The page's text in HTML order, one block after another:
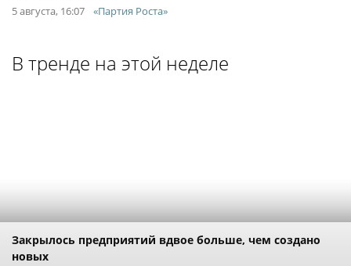
5 августа, 16:07 «Партия Роста»
В тренде на этой неделе
Закрылось предприятий вдвое больше, чем создано
новых